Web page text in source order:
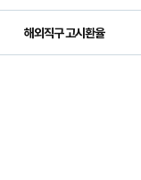
해외직구 고시환율